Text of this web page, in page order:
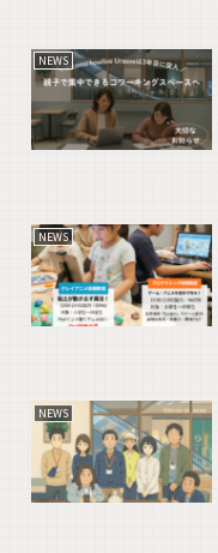
NEWS
NEWS
NEWS